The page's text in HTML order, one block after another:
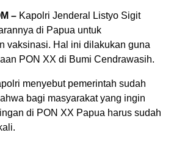
– Kapolri Jenderal Listyo Sigit
di Papua untuk
vaksinasi. Hal ini dilakukan guna
PON XX di Bumi Cendrawasih.
menyebut pemerintah sudah
bagi masyarakat yang ingin
di PON XX Papua harus sudah